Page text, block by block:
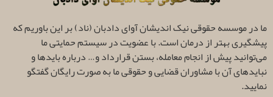
ما در موسسه حقوقی نیک اندیشان آوای دادبان (ناد) بر این باوریم که
پیشگیری بهتر از درمان است. با عضویت در سیستم حمایتی ما
می‌توانید پیش از انجام معامله، بستن قرارداد و… درباره بایدها و
نبایدهای آن با مشاوران قضایی و حقوقی ما به صورت رایگان گفتگو
نمایید.